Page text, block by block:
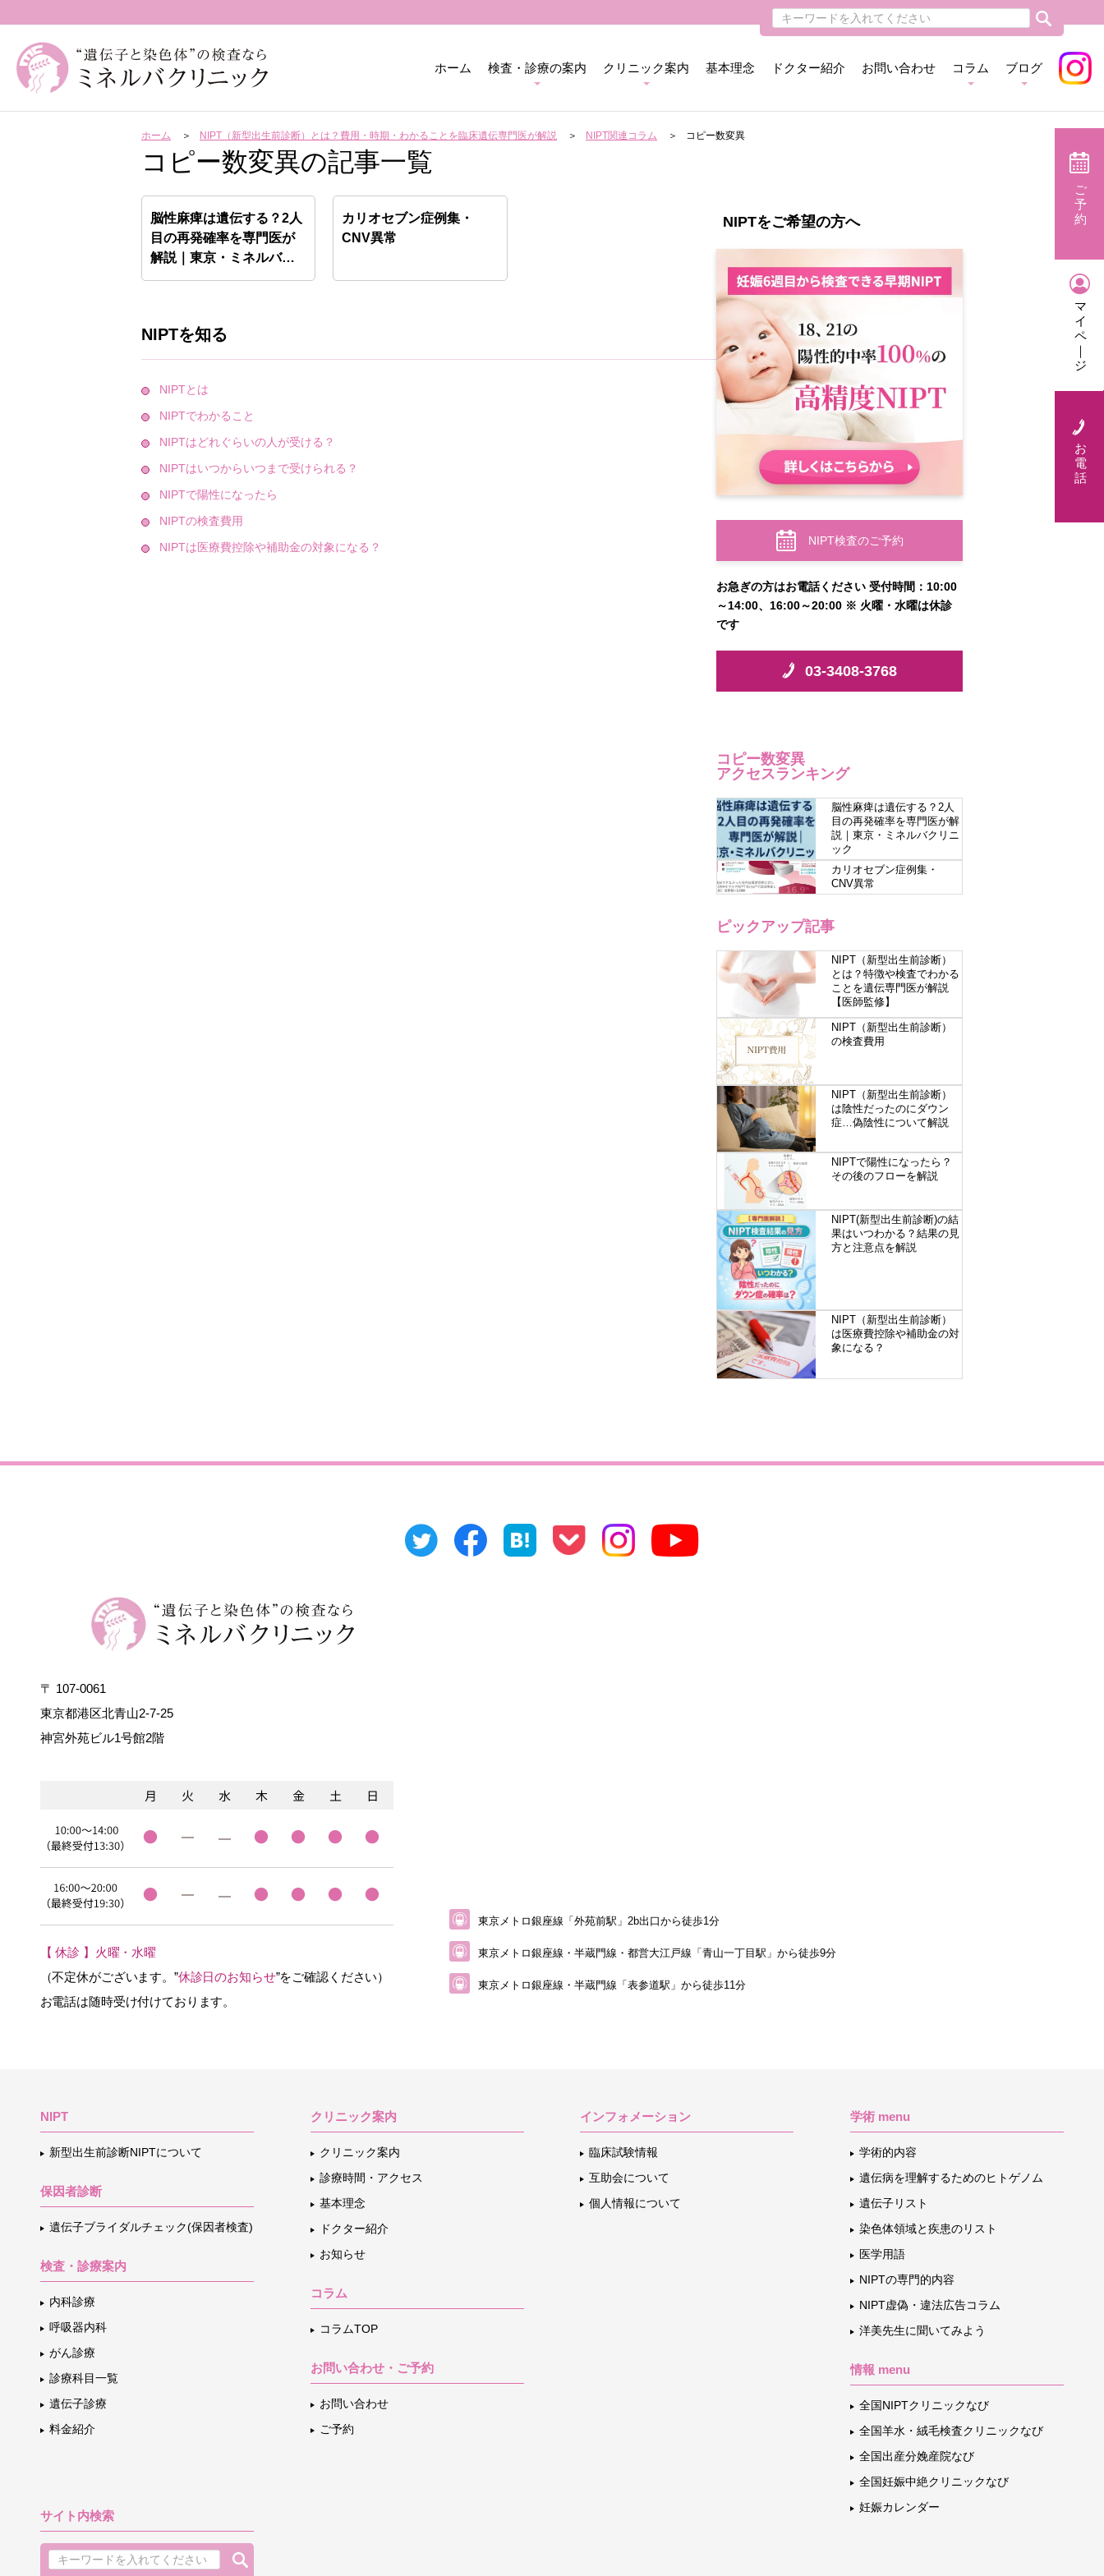
ホーム 検査・診療の案内 クリニック案内 基本理念 ドクター紹介 お問い合わせ コラム ブログ
ホーム NIPT（新型出生前診断）とは？費用・時期・わかることを臨床遺伝専門医が解説 NIPT関連コラム コピー数変異
コピー数変異の記事一覧
脳性麻痺は遺伝する？2人
目の再発確率を専門医が
解説｜東京・ミネルバク
リ…
カリオセブン症例集・
CNV異常
NIPTを知る
NIPTとは
NIPTでわかること
NIPTはどれぐらいの人が受ける？
NIPTはいつからいつまで受けられる？
NIPTで陽性になったら
NIPTの検査費用
NIPTは医療費控除や補助金の対象になる？
NIPTをご希望の方へ
NIPT検査のご予約
お急ぎの方はお電話ください 受付時間：10:00
～14:00、16:00～20:00 ※ 火曜・水曜は休診
です
03-3408-3768
コピー数変異
アクセスランキング
脳性麻痺は遺伝する？2人
目の再発確率を専門医が解
説｜東京・ミネルバクリニ
ック
カリオセブン症例集・
CNV異常
ピックアップ記事
NIPT（新型出生前診断）
とは？特徴や検査でわかる
ことを遺伝専門医が解説
【医師監修】
NIPT（新型出生前診断）
の検査費用
NIPT（新型出生前診断）
は陰性だったのにダウン
症…偽陰性について解説
NIPTで陽性になったら？
その後のフローを解説
NIPT(新型出生前診断)の結
果はいつわかる？結果の見
方と注意点を解説
NIPT（新型出生前診断）
は医療費控除や補助金の対
象になる？
〒 107-0061
東京都港区北青山2-7-25
神宮外苑ビル1号館2階
【 休診 】火曜・水曜
（不定休がございます。”休診日のお知らせ”をご確認ください）
お電話は随時受け付けております。
東京メトロ銀座線「外苑前駅」2b出口から徒歩1分
東京メトロ銀座線・半蔵門線・都営大江戸線 「青山一丁目駅」から徒歩9分
東京メトロ銀座線・半蔵門線「表参道駅」から徒歩11分
NIPT
新型出生前診断NIPTについて
保因者診断
遺伝子ブライダルチェック(保因者検査)
検査・診療案内
内科診療
呼吸器内科
がん診療
診療科目一覧
遺伝子診療
料金紹介
サイト内検索
クリニック案内
クリニック案内
診療時間・アクセス
基本理念
ドクター紹介
お知らせ
コラム
コラムTOP
お問い合わせ・ご予約
お問い合わせ
ご予約
インフォメーション
臨床試験情報
互助会について
個人情報について
学術 menu
学術的内容
遺伝病を理解するためのヒトゲノム
遺伝子リスト
染色体領域と疾患のリスト
医学用語
NIPTの専門的内容
NIPT虚偽・違法広告コラム
洋美先生に聞いてみよう
情報 menu
全国NIPTクリニックなび
全国羊水・絨毛検査クリニックなび
全国出産分娩産院なび
全国妊娠中絶クリニックなび
妊娠カレンダー
ご
予
約
マ
イ
ペ
｜
ジ
お
電
話